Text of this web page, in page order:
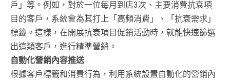
戶」等。例如，對於一位每月到店3次、主要消費抗衰項
目的客戶，系統會為其打上「高頻消費」、「抗衰需求」
標籤。這樣，在開展抗衰項目促銷活動時，就能快速篩選
出這類客戶，進行精準營銷。
自動化營銷內容推送
根據客戶標籤和消費行為，利用系統設置自動化的營銷內